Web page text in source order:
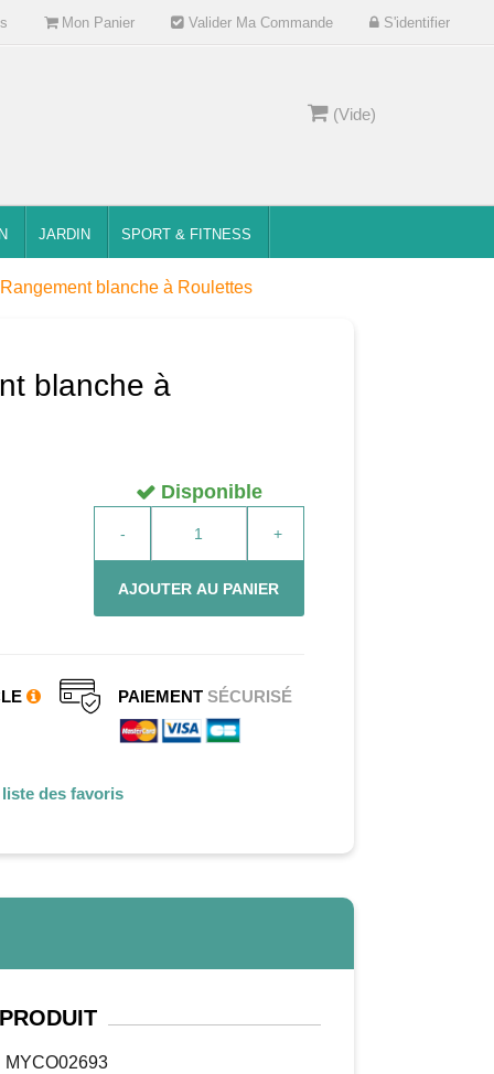
Mon Panier Valider Ma Commande S'identifier
(Vide)
JARDIN SPORT & FITNESS
blanche à Roulettes
blanche à
Disponible
- +
AJOUTER AU PANIER
PAIEMENTSÉCURISÉ
des favoris
MYCO02693